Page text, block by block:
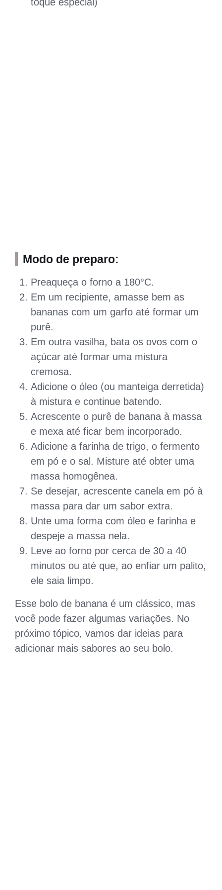
Modo de preparo:
Preaqueça o forno a 180°C.
Em um recipiente, amasse bem as
bananas com um garfo até formar um
purê.
Em outra vasilha, bata os ovos com o
açúcar até formar uma mistura
cremosa.
Adicione o óleo (ou manteiga derretida)
à mistura e continue batendo.
Acrescente o purê de banana à massa
e mexa até ficar bem incorporado.
Adicione a farinha de trigo, o fermento
em pó e o sal. Misture até obter uma
massa homogênea.
Se desejar, acrescente canela em pó à
massa para dar um sabor extra.
Unte uma forma com óleo e farinha e
despeje a massa nela.
Leve ao forno por cerca de 30 a 40
minutos ou até que, ao enfiar um palito,
ele saia limpo.
Esse bolo de banana é um clássico, mas
você pode fazer algumas variações. No
próximo tópico, vamos dar ideias para
adicionar mais sabores ao seu bolo.